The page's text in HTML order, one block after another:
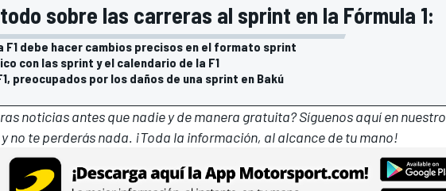
sobre las carreras al sprint en la Fórmula 1:
F1 debe hacer cambios precisos en el formato sprint
con las sprint y el calendario de la F1
preocupados por los daños de una sprint en Bakú
noticias antes que nadie y de manera gratuita? Síguenosaquí en nuestro
y no te perderás nada. ¡Toda la información, al alcance de tu mano!